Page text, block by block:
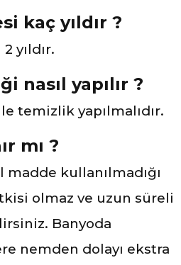
kaç yıldır ?
yıldır.
nasıl yapılır ?
temizlik yapılmalıdır.
mı ?
kullanılmadığı
olmaz ve uzun süreli
Banyoda
nemden dolayı ekstra